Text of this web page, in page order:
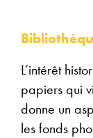
L’intérêt
papiers qui
donne un
les fonds